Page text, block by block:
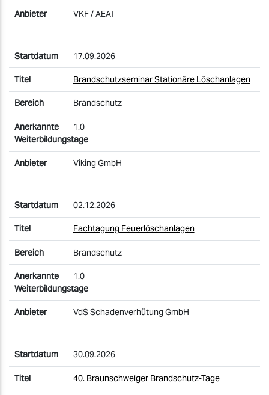
VKF / AEAI
17.09.2026
Brandschutzseminar Stationäre Löschanlagen
Brandschutz
1.0
Viking GmbH
02.12.2026
Fachtagung Feuerlöschanlagen
Brandschutz
1.0
VdS Schadenverhütung GmbH
30.09.2026
40. Braunschweiger Brandschutz-Tage